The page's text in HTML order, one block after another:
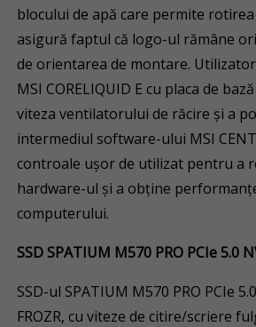
blocului de apă care permite
asigură faptul că logo-ul rămâne
de orientarea de montare.
MSI CORELIQUID E cu placa de
viteza ventilatorului de răcire și a
intermediul software-ului MSI
controale ușor de utilizat pentru a
hardware-ul și a obține
computerului.
SSD SPATIUM M570 PRO PCIe 5.0
SSD-ul SPATIUM M570 PRO PCIe
FROZR, cu viteze de citire/scriere